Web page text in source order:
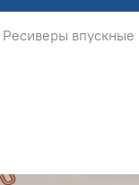
Ресиверы впускные